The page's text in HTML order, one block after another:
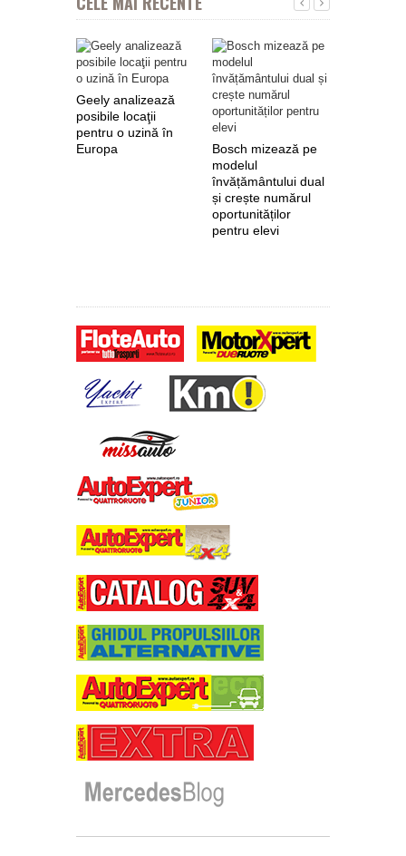
Geely analizează
posibile locaţii
pentru o uzină în
Europa
Bosch mizează pe
modelul
învățământului dual
și crește numărul
oportunităților
pentru elevi